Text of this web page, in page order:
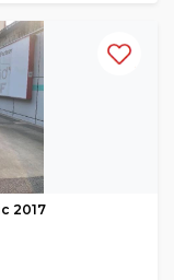
2017